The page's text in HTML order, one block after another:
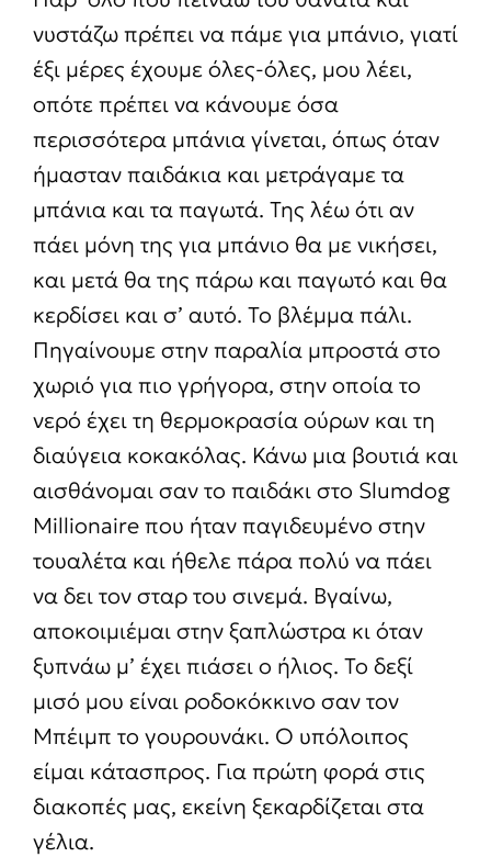
νυστάζω πρέπει να πάμε για μπάνιο, γιατί
έξι μέρες έχουμε όλες-όλες, μου λέει,
οπότε πρέπει να κάνουμε όσα
περισσότερα μπάνια γίνεται, όπως όταν
ήμασταν παιδάκια και μετράγαμε τα
μπάνια και τα παγωτά. Της λέω ότι αν
πάει μόνη της για μπάνιο θα με νικήσει,
και μετά θα της πάρω και παγωτό και θα
κερδίσει και σ’ αυτό. Το βλέμμα πάλι.
Πηγαίνουμε στην παραλία μπροστά στο
χωριό για πιο γρήγορα, στην οποία το
νερό έχει τη θερμοκρασία ούρων και τη
διαύγεια κοκακόλας. Κάνω μια βουτιά και
αισθάνομαι σαν το παιδάκι στο Slumdog
Millionaire που ήταν παγιδευμένο στην
τουαλέτα και ήθελε πάρα πολύ να πάει
να δει τον σταρ του σινεμά. Βγαίνω,
αποκοιμιέμαι στην ξαπλώστρα κι όταν
ξυπνάω μ’ έχει πιάσει ο ήλιος. Το δεξί
μισό μου είναι ροδοκόκκινο σαν τον
Μπέιμπ το γουρουνάκι. Ο υπόλοιπος
είμαι κάτασπρος. Για πρώτη φορά στις
διακοπές μας, εκείνη ξεκαρδίζεται στα
γέλια.